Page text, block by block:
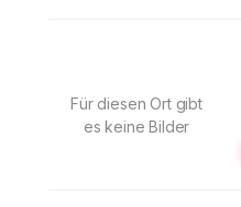
Für diesen Ort gibt
es keine Bilder